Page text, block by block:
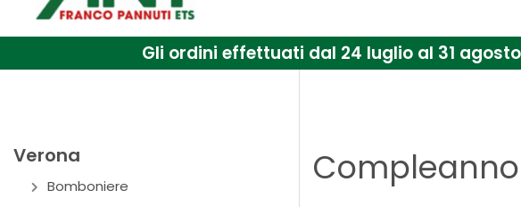
Gli ordini effettuati dal 24 luglio al 31
Verona
Bomboniere
Compleanno